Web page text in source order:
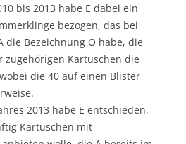
bis 2013 habe E dabei ein
bezogen, das bei
die Bezeichnung O habe, die
zugehörigen Kartuschen die
die 40 auf einen Blister
2013 habe E entschieden,
Kartuschen mit